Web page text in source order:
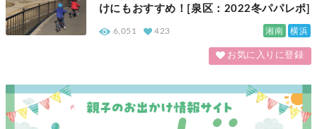
けにもおすすめ！[泉区：2022冬パパレポ]
湘南 横浜
6,051 423
お気に入りに登録